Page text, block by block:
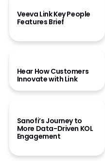
Veeva Link Key People
Features Brief
Hear How Customers
Innovate with Link
Sanofi’s Journey to
More Data-Driven KOL
Engagement